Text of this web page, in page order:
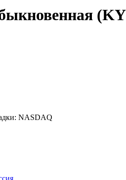
NASDAQ